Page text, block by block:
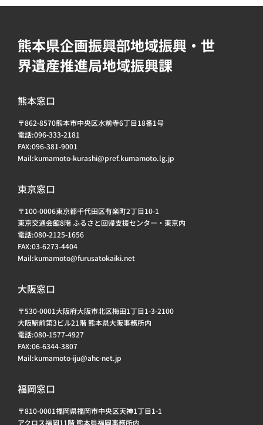
熊本県企画振興部地域振興・世
界遺産推進局地域振興課
熊本窓口
〒862-8570熊本市中央区水前寺6丁目18番1号
電話:096-333-2181
FAX:096-381-9001
Mail:kumamoto-kurashi@pref.kumamoto.lg.jp
東京窓口
〒100-0006東京都千代田区有楽町2丁目10-1
東京交通会館8階 ふるさと回帰支援センター・東京内
電話:080-2125-1656
FAX:03-6273-4404
Mail:kumamoto@furusatokaiki.net
大阪窓口
〒530-0001大阪府大阪市北区梅田1丁目1-3-2100
大阪駅前第3ビル21階 熊本県大阪事務所内
電話:080-1577-4927
FAX:06-6344-3807
Mail:kumamoto-iju@ahc-net.jp
福岡窓口
〒810-0001福岡県福岡市中央区天神1丁目1-1
アクロス福岡11階 熊本県福岡事務所内